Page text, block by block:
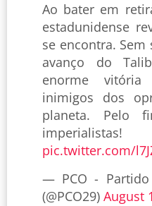
Ao bater em
estadunidense
se encontra.
avanço do
enorme
inimigos dos
planeta. Pelo
imperialistas!
pic.twitter.com/
— PCO - Partido
(@PCO29) August